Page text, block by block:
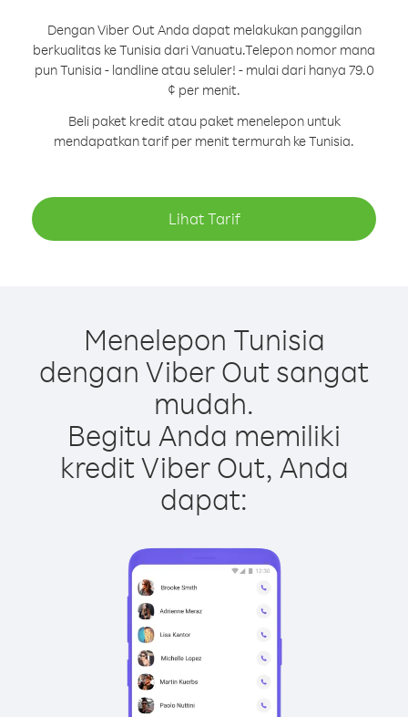
Dengan Viber Out Anda dapat melakukan panggilan
berkualitas ke Tunisia dari Vanuatu.Telepon nomor mana
pun Tunisia - landline atau seluler! - mulai dari hanya 79.0
¢ per menit.
Beli paket kredit atau paket menelepon untuk
mendapatkan tarif per menit termurah ke Tunisia.
Lihat Tarif
Menelepon Tunisia
dengan Viber Out sangat
mudah.
Begitu Anda memiliki
kredit Viber Out, Anda
dapat: